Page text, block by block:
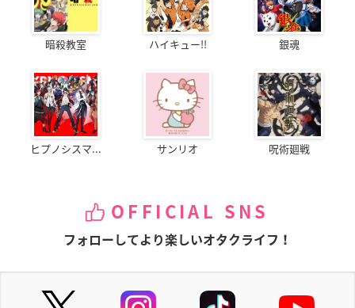
暗殺教室 ハイキュー!! 銀魂
ヒプノシスマ... サンリオ 呪術廻戦
OFFICIAL SNS
フォローしてより楽しいオタクライフ！